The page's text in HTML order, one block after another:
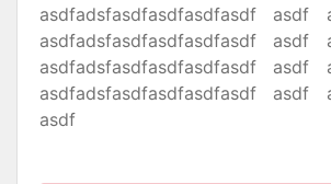
asdfadsfasdfasdfasdfasdf asdf
asdfadsfasdfasdfasdfasdf asdf
asdfadsfasdfasdfasdfasdf asdf
asdfadsfasdfasdfasdfasdf asdf
asdf